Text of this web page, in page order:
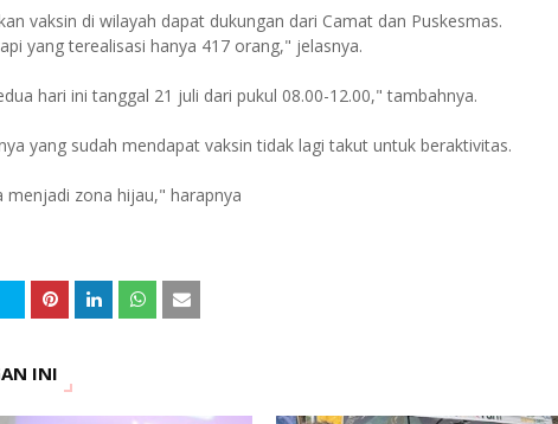
vaksin di wilayah dapat dukungan dari Camat dan Puskesmas.
yang terealisasi hanya 417 orang," jelasnya.
hari ini tanggal 21 juli dari pukul 08.00-12.00," tambahnya.
yang sudah mendapat vaksin tidak lagi takut untuk beraktivitas.
zona hijau," harapnya
INI